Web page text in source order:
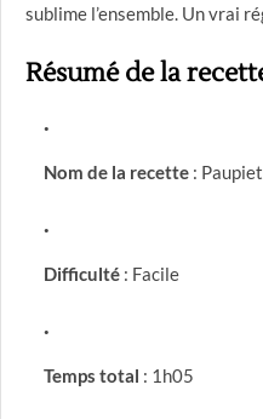
sublime l’ensemble. Un vrai
Résumé de la
Nom de la recette :
Difficulté : Facile
Temps total : 1h05